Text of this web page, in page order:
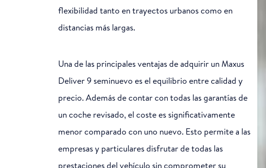
flexibilidad tanto en trayectos urbanos como en
distancias más largas.
Una de las principales ventajas de adquirir un Maxus
Deliver 9 seminuevo es el equilibrio entre calidad y
precio. Además de contar con todas las garantías de
un coche revisado, el coste es significativamente
menor comparado con uno nuevo. Esto permite a las
empresas y particulares disfrutar de todas las
prestaciones del vehículo sin comprometer su